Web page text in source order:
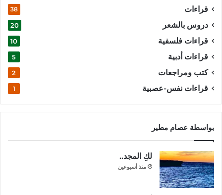
قراءات 38
دروس بالشعر 20
قراءات فلسفية 10
قراءات أدبية 5
كتب ومراجعات 2
قراءات نفس-عصبية 1
بواسطة عصام مطير
لكِ المجد..
منذ أسبوعين